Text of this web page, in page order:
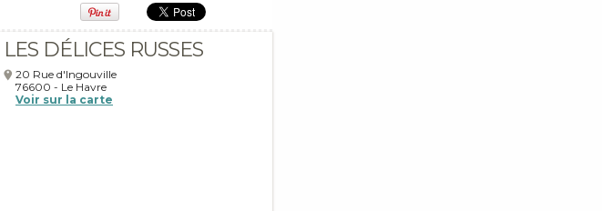
LES DÉLICES RUSSES
20 Rue d'Ingouville
76600 - Le Havre
Voir sur la carte